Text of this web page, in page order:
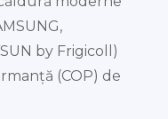
by Frigicoll)
(COP) de